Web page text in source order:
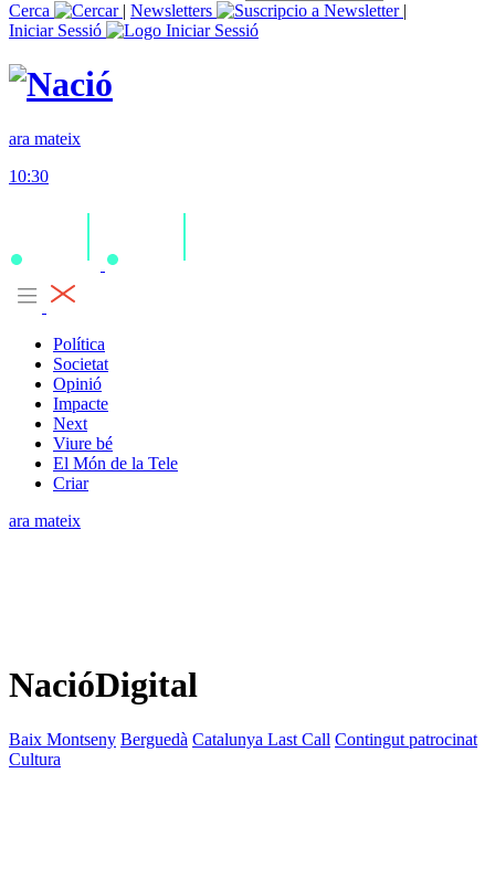
Cerca
| Newsletters
|
Iniciar Sessió
ara mateix
10:30
Política
Societat
Opinió
Impacte
Next
Viure bé
El Món de la Tele
Criar
ara mateix
NacióDigital
Baix Montseny Berguedà Catalunya Last Call Contingut patrocinat
Cultura